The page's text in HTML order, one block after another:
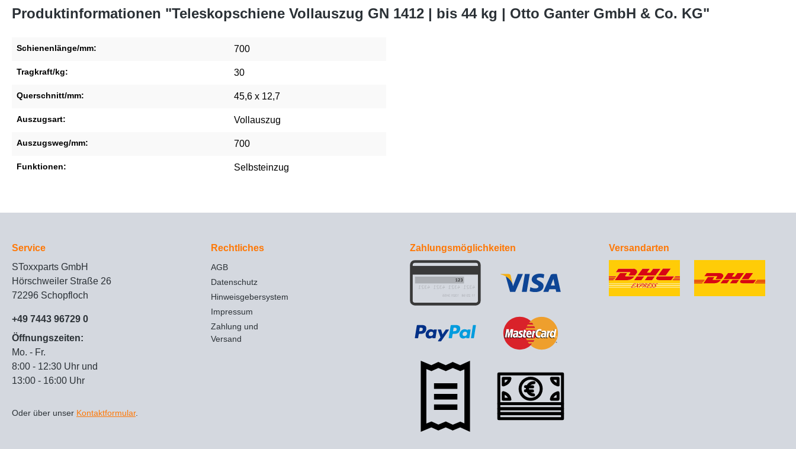
Produktinformationen "Teleskopschiene Vollauszug GN 1412 | bis 44 kg | Otto Ganter GmbH & Co. KG"
Schienenlänge/mm: 700
Tragkraft/kg: 30
Querschnitt/mm: 45,6 x 12,7
Auszugsart: Vollauszug
Auszugsweg/mm: 700
Funktionen: Selbsteinzug
Service
SToxxparts GmbH
Hörschweiler Straße 26
72296 Schopfloch
+49 7443 96729 0
Öffnungszeiten:
Mo. - Fr.
8:00 - 12:30 Uhr und
13:00 - 16:00 Uhr
Oder über unser Kontaktformular.
Rechtliches
AGB
Datenschutz
Hinweisgebersystem
Impressum
Zahlung und
Versand
Zahlungsmöglichkeiten Versandarten